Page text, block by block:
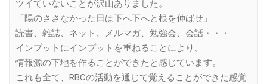
ツイていないことが沢山ありました。
「陽のささなかった日は下へ下へと根を伸ばせ」
読書、雑誌、ネット、メルマガ、勉強会、会話・・・
インプットにインプットを重ねることにより、
情報源の下地を作ることができたと感じています。
これも全て、RBCの活動を通じて覚えることができた感覚